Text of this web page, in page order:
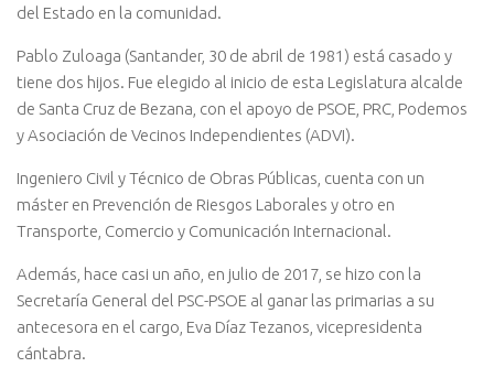
del Estado en la comunidad.
Pablo Zuloaga (Santander, 30 de abril de 1981) está casado y
tiene dos hijos. Fue elegido al inicio de esta Legislatura alcalde
de Santa Cruz de Bezana, con el apoyo de PSOE, PRC, Podemos
y Asociación de Vecinos Independientes (ADVI).
Ingeniero Civil y Técnico de Obras Públicas, cuenta con un
máster en Prevención de Riesgos Laborales y otro en
Transporte, Comercio y Comunicación Internacional.
Además, hace casi un año, en julio de 2017, se hizo con la
Secretaría General del PSC-PSOE al ganar las primarias a su
antecesora en el cargo, Eva Díaz Tezanos, vicepresidenta
cántabra.